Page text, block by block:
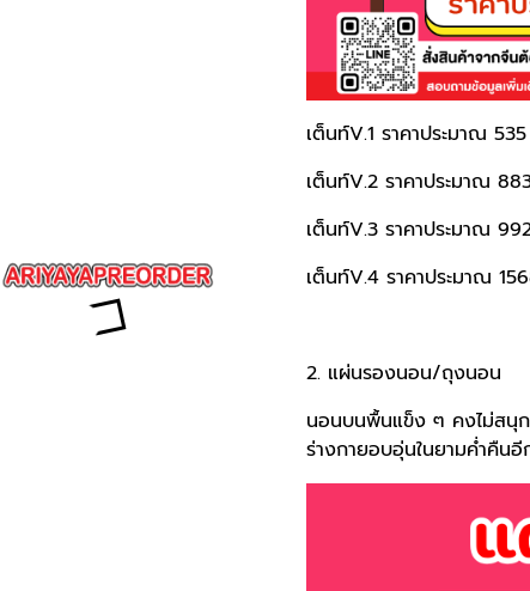
เต็นท์V.1 ราคาประมาณ
เต็นท์V.2 ราคาประมาณ
เต็นท์V.3 ราคาประมาณ
เต็นท์V.4 ราคาประมาณ
2. แผ่นรองนอน/ถุงนอน
นอนบนพื้นแข็ง ๆ คงไม่สนุ
ร่างกายอบอุ่นในยามค่ำคืน